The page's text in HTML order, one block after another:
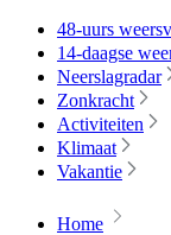
48-uurs
14-daagse
Neerslagradar
Zonkracht
Activiteiten
Klimaat
Vakantie
Home